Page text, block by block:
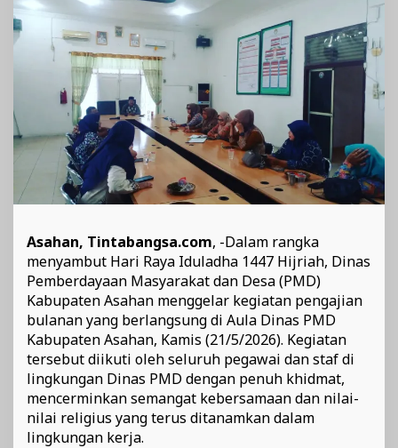
Keimanan
dan
Kebersamaan
Pegawai
Asahan, Tintabangsa.com, -Dalam rangka
menyambut Hari Raya Iduladha 1447 Hijriah, Dinas
Pemberdayaan Masyarakat dan Desa (PMD)
Kabupaten Asahan menggelar kegiatan pengajian
bulanan yang berlangsung di Aula Dinas PMD
Kabupaten Asahan, Kamis (21/5/2026). Kegiatan
tersebut diikuti oleh seluruh pegawai dan staf di
lingkungan Dinas PMD dengan penuh khidmat,
mencerminkan semangat kebersamaan dan nilai-
nilai religius yang terus ditanamkan dalam
lingkungan kerja.